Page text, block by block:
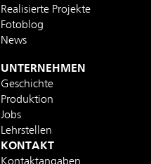
Realisierte Projekte
Fotoblog
News
UNTERNEHMEN
Geschichte
Produktion
Jobs
Lehrstellen
KONTAKT
Kontaktangaben